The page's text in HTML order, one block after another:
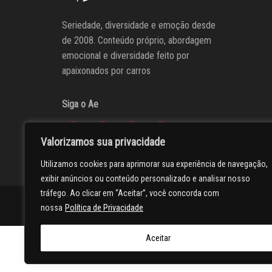
Valorizamos sua privacidade
Utilizamos cookies para aprimorar sua experiência de navegação,
exibir anúncios ou conteúdo personalizado e analisar nosso
tráfego. Ao clicar em “Aceitar”, você concorda com
nossa Política de Privacidade
Aceitar
Seriedade, diversidade e emoção desde
de 2008. Conteúdo próprio, abordagem
emocional e diversidade feito por
apaixonados por carros
Siga o Ae
AUTOentusiastas Editores